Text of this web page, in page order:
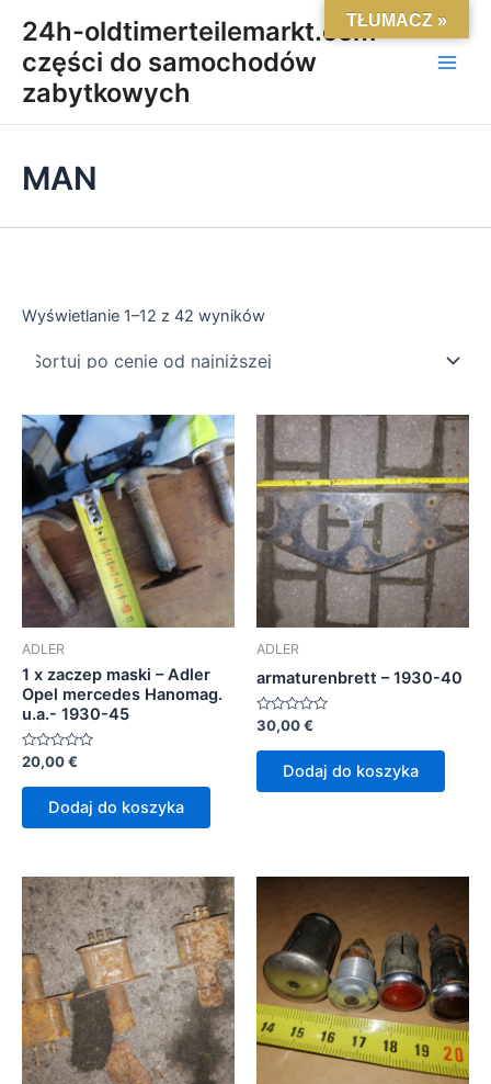
content
24h-oldtimerteilemarkt.com-
części do samochodów
zabytkowych
Main
MAN
Wyświetlanie 1–12 z 42 wyników
według
ceny:
od
niskiej
ADLER
1 x zaczep maski – Adler
Opel mercedes Hanomag.
u.a.- 1930-45
Oceniono
na
20,00€
Dodaj do koszyka
ADLER
armaturenbrett – 1930-40
Oceniono
na
30,00€
Dodaj do koszyka
TŁUMACZ »